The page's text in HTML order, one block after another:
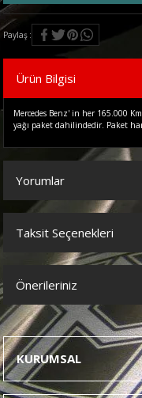
Paylaş
Ürün Bilgisi
Mercedes Benz' in her 165.000
yağı paket dahilindedir. Paket
Yorumlar
Bu
Taksit Seçenekleri
Önerileriniz
Bu ürünün fiyat bilgisi,
konularda yetersiz
tarafımıza iletebilirsiniz.
Görüş ve önerileriniz için
KURUMSAL